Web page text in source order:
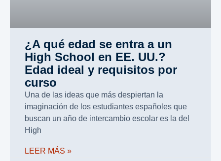
¿A qué edad se entra a un
High School en EE. UU.?
Edad ideal y requisitos por
curso
Una de las ideas que más despiertan la
imaginación de los estudiantes españoles que
buscan un año de intercambio escolar es la del
High
LEER MÁS »